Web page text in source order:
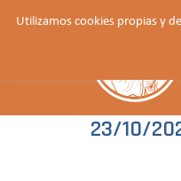
Saltar
23/10/
Utilizamos cookies propias y